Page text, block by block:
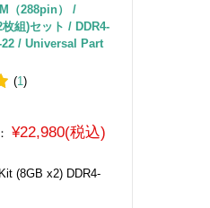
（288pin） /
組)セット / DDR4-
22 / Universal Part
(1)
¥22,980(税込)
(8GB x2) DDR4-